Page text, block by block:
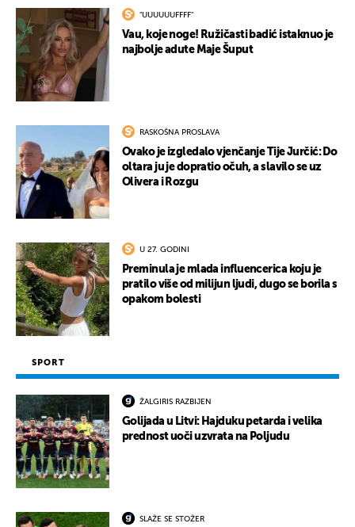
"UUUUUUFFFF"
Vau, koje noge! Ružičasti badić istaknuo je
najbolje adute Maje Šuput
RASKOŠNA PROSLAVA
Ovako je izgledalo vjenčanje Tije Jurčić: Do
oltara ju je dopratio očuh, a slavilo se uz
Olivera i Rozgu
U 27. GODINI
Preminula je mlada influencerica koju je
pratilo više od milijun ljudi, dugo se borila s
opakom bolesti
SPORT
ŽALGIRIS RAZBIJEN
Golijada u Litvi: Hajduku petarda i velika
prednost uoči uzvrata na Poljudu
SLAŽE SE STOŽER